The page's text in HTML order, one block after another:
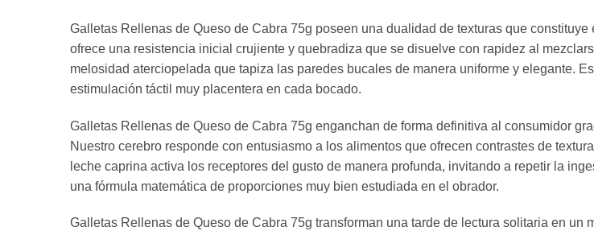
Galletas Rellenas de Queso de Cabra 75g poseen una dualidad de texturas que
ofrece una resistencia inicial crujiente y quebradiza que se disuelve con rapidez al
melosidad aterciopelada que tapiza las paredes bucales de manera uniforme y elegante.
estimulación táctil muy placentera en cada bocado.
Galletas Rellenas de Queso de Cabra 75g enganchan de forma definitiva al consumidor
Nuestro cerebro responde con entusiasmo a los alimentos que ofrecen contrastes de
leche caprina activa los receptores del gusto de manera profunda, invitando a repetir la
una fórmula matemática de proporciones muy bien estudiada en el obrador.
Galletas Rellenas de Queso de Cabra 75g transforman una tarde de lectura solitaria en